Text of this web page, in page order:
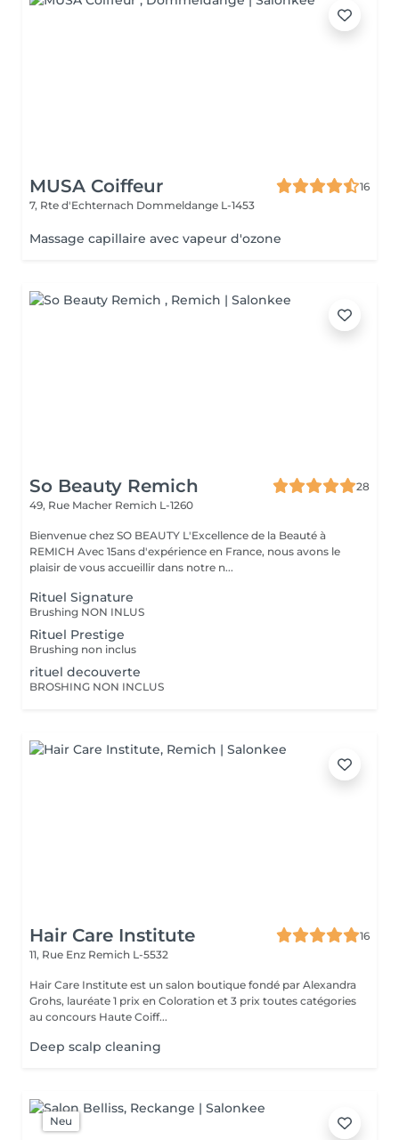
MUSA Coiffeur
16
7, Rte d'Echternach Dommeldange L-1453
Massage capillaire avec vapeur d'ozone
So Beauty Remich
28
49, Rue Macher Remich L-1260
Bienvenue chez SO BEAUTY L'Excellence de la Beauté à
REMICH Avec 15ans d'expérience en France, nous avons le
plaisir de vous accueillir dans notre n...
Rituel Signature
Brushing NON INLUS
Rituel Prestige
Brushing non inclus
rituel decouverte
BROSHING NON INCLUS
Hair Care Institute
16
11, Rue Enz Remich L-5532
Hair Care Institute est un salon boutique fondé par Alexandra
Grohs, lauréate 1 prix en Coloration et 3 prix toutes catégories
au concours Haute Coiff...
Deep scalp cleaning
Neu